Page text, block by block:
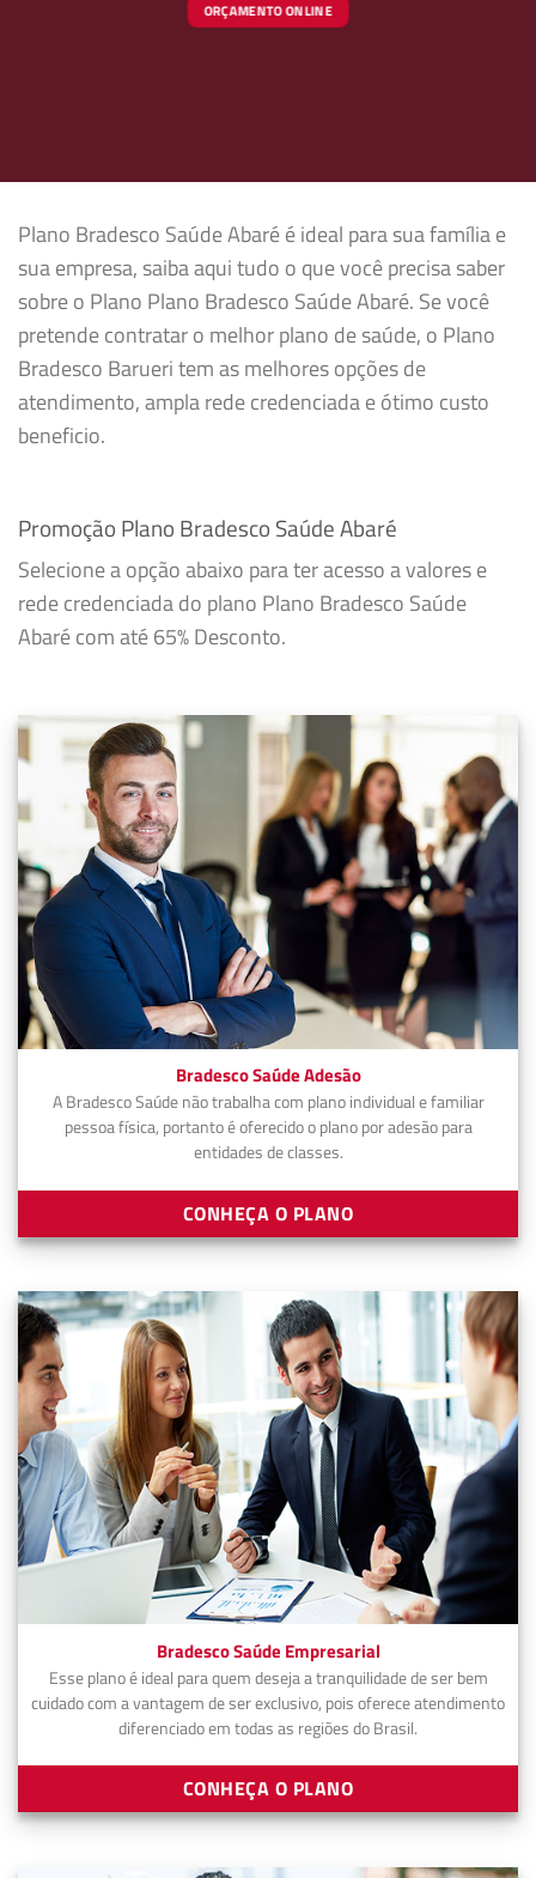
ORÇAMENTO ONLINE
Plano Bradesco Saúde Abaré é ideal para sua família e
sua empresa, saiba aqui tudo o que você precisa saber
sobre o Plano Plano Bradesco Saúde Abaré. Se você
pretende contratar o melhor plano de saúde, o Plano
Bradesco Barueri tem as melhores opções de
atendimento, ampla rede credenciada e ótimo custo
beneficio.
Promoção Plano Bradesco Saúde Abaré
Selecione a opção abaixo para ter acesso a valores e
rede credenciada do plano Plano Bradesco Saúde
Abaré com até 65% Desconto.
Bradesco Saúde Adesão
A Bradesco Saúde não trabalha com plano individual e familiar
pessoa física, portanto é oferecido o plano por adesão para
entidades de classes.
CONHEÇA O PLANO
Bradesco Saúde Empresarial
Esse plano é ideal para quem deseja a tranquilidade de ser bem
cuidado com a vantagem de ser exclusivo, pois oferece atendimento
diferenciado em todas as regiões do Brasil.
CONHEÇA O PLANO